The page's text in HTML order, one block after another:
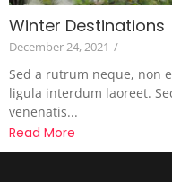
Winter Destinations
December 24, 2021 /
Sed a rutrum neque, non
ligula interdum laoreet.
venenatis...
Read More